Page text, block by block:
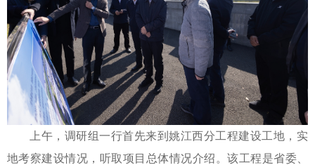
上午，调研组一行首先来到姚江西分工程建设工地，实
地考察建设情况，听取项目总体情况介绍。该工程是省委、